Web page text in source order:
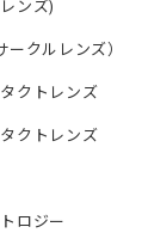
ンズ)
ークルレンズ）
クトレンズ
クトレンズ
ロジー